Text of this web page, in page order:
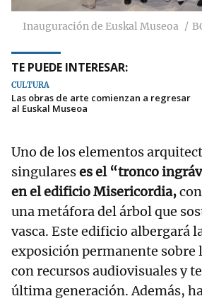
Inauguración de Euskal Museoa
TE PUEDE INTERESAR:
CULTURA
Las obras de arte comienzan a regresar
al Euskal Museoa
Uno de los elementos
singulareses el “tronco
en el edificio Misericordia,
una metáfora del árbol que
vasca. Este edificio albergará
exposición permanente sobre
con recursos audiovisuales y
última generación. Además,